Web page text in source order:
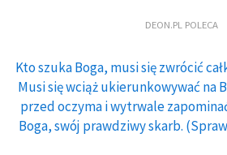
DEON.PL POLECA
Kto szuka Boga, musi się zwrócić
Musi się wciąż ukierunkowywać na
przed oczyma i wytrwale
Boga, swój prawdziwy skarb.